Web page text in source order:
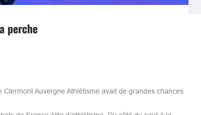
perche
Auvergne Athlétisme avait de grandes chances